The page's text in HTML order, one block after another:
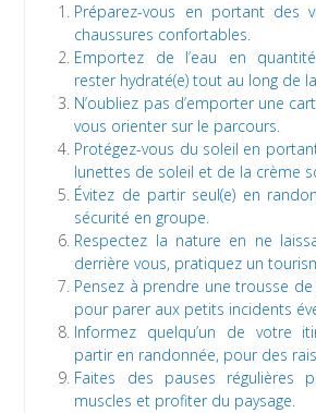
Préparez-vous en portant des
chaussures confortables.
Emportez de l’eau en
rester hydraté(e) tout au long de
N’oubliez pas d’emporter une
vous orienter sur le parcours.
Protégez-vous du soleil en
lunettes de soleil et de la crème
Évitez de partir seul(e) en
sécurité en groupe.
Respectez la nature en ne
derrière vous, pratiquez un
Pensez à prendre une trousse
pour parer aux petits incidents
Informez quelqu’un de votre
partir en randonnée, pour des
Faites des pauses régulières
muscles et profiter du paysage.